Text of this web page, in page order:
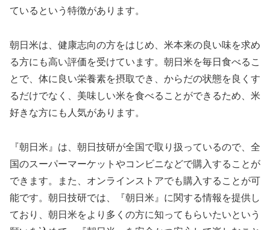
ているという特徴があります。
朝日米は、健康志向の方をはじめ、米本来の良い味を求め
る方にも高い評価を受けています。朝日米を毎日食べるこ
とで、体に良い栄養素を摂取でき、からだの状態を良くす
るだけでなく、美味しい米を食べることができるため、米
好きな方にも人気があります。
『朝日米』は、朝日技研が全国で取り扱っているので、全
国のスーパーマーケットやコンビニなどで購入することが
できます。また、オンラインストアでも購入することが可
能です。朝日技研では、『朝日米』に関する情報を提供し
ており、朝日米をより多くの方に知ってもらいたいという